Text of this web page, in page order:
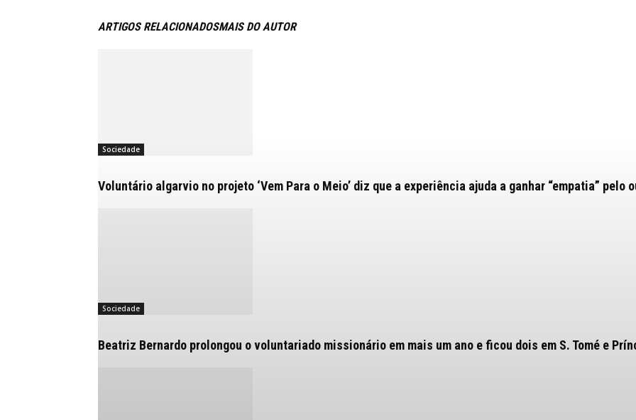
ARTIGOS RELACIONADOSMAIS DO AUTOR
Sociedade
Voluntário algarvio no projeto ‘Vem Para o Meio’ diz que a experiência ajuda a ganhar “empatia” pelo
Sociedade
Beatriz Bernardo prolongou o voluntariado missionário em mais um ano e ficou dois em S. Tomé e